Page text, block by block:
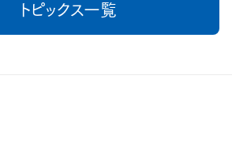
トピックス一覧